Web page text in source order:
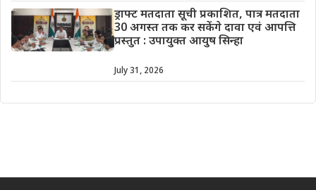
ड्राफ्ट मतदाता सूची प्रकाशित, पात्र मतदाता
30 अगस्त तक कर सकेंगे दावा एवं आपत्ति
प्रस्तुत : उपायुक्त आयुष सिन्हा
July 31, 2026